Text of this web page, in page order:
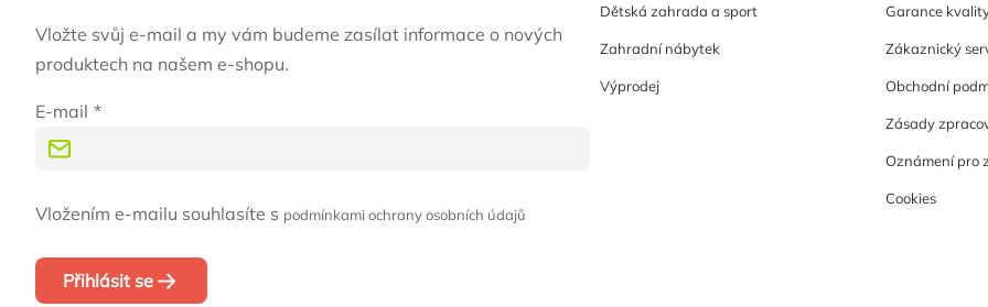
Vložte svůj e-mail a my vám budeme zasílat informace o nových
produktech na našem e-shopu.
E-mail
Vložením e-mailu souhlasíte s podmínkami ochrany osobních údajů
Přihlásit se
Dětská zahrada a sport
Zahradní nábytek
Výprodej
Garance
Zákaznický
Obchodní
Zásady
Oznámení pro
Cookies